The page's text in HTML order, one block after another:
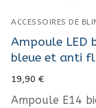
ACCESSOIRES DE
Ampoule LED
bleue et anti
19,90 €
Ampoule E14